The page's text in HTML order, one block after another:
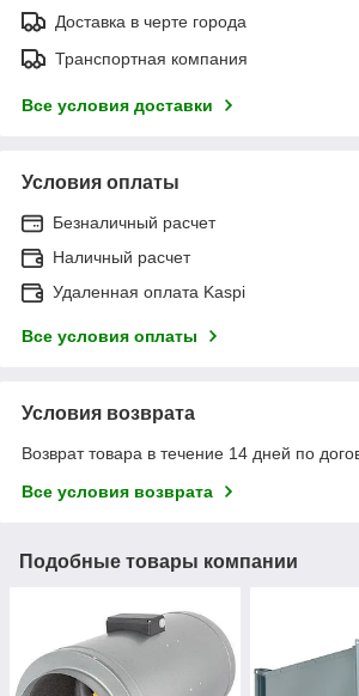
Доставка в черте города
Транспортная компания
Все условия доставки
Условия оплаты
Безналичный расчет
Наличный расчет
Удаленная оплата Kaspi
Все условия оплаты
Условия возврата
Возврат товара в течение 14 дней по
Все условия возврата
Подобные товары компании